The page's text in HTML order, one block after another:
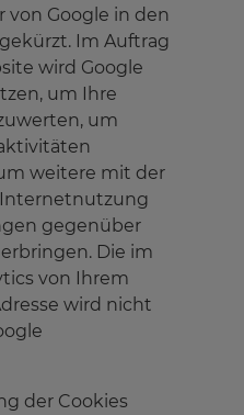
von Google in den
Im Auftrag
wird Google
um Ihre
um
weitere mit der
gegenüber
Die im
von Ihrem
wird nicht
der Cookies